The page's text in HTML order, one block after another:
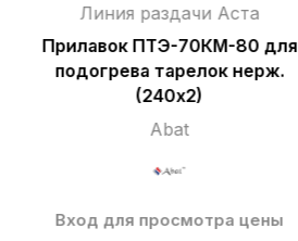
Линия раздачи Аста
Прилавок ПТЭ-70КМ-80 для
подогрева тарелок нерж.
(240х2)
Abat
Вход для просмотра цены